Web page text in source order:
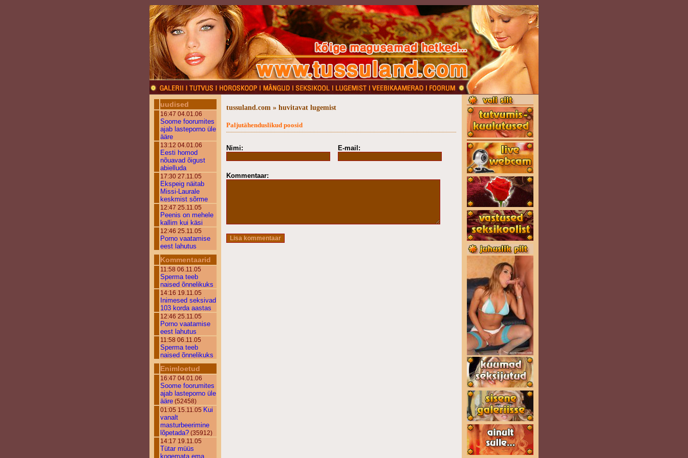
uudised
16:47 04.01.06
Soome foorumites
ajab lasteporno üle
ääre
13:12 04.01.06
Eesti homod
nõuavad õigust
abielluda
17:30 27.11.05
Ekspeig näitab
Missi-Laurale
keskmist sõrme
12:47 25.11.05
Peenis on mehele
kallim kui käsi
12:46 25.11.05
Porno vaatamise
eest lahutus
Kommentaarid
11:58 06.11.05
Sperma teeb
naised õnnelikuks
14:16 19.11.05
Inimesed seksivad
103 korda aastas
12:46 25.11.05
Porno vaatamise
eest lahutus
11:58 06.11.05
Sperma teeb
naised õnnelikuks
Enimloetud
16:47 04.01.06
Soome foorumites
ajab lasteporno üle
ääre (52458)
01:05 15.11.05 Kui
vanalt
masturbeerimine
lõpetada? (35912)
14:17 19.11.05
Tütar müüs
kogemata ema
tussuland.com » huvitavat lugemist
Paljutähenduslikud poosid
Nimi: E-mail:
Kommentaar: